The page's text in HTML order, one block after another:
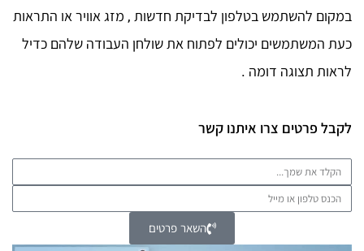
במקום להשתמש בטלפון לבדיקת חדשות , מזג אוויר או התראות
כעת המשתמשים יכולים לפתוח את שולחן העבודה שלהם כדיל
לראות תצוגה דומה .
לקבל פרטים צרו איתנו קשר
השאר פרטים